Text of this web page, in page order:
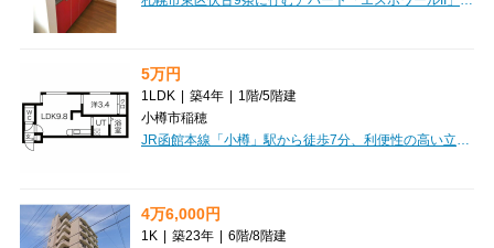
5万円
1LDK | 築4年 | 1階/5階建
小樽市稲穂
4万6,000円
1K | 築23年 | 6階/8階建